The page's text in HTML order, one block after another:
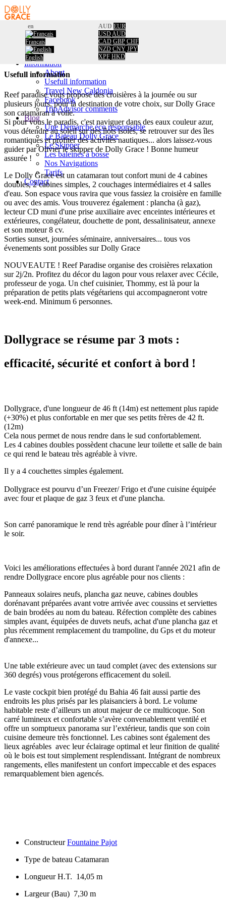
en
Français
English
AUD EUR
USDAUD
CAD GBP CHF
NZD CNY JPY
XPF HKD
Home
Booking
Calendar
Information
About
Usefull information
Travel New Caldonia
Facebook
TripAdvisor comments
Blog
Une Démarche éco responsable
Le Bateau Dolly Grace
Le Skipper
Les baleines à bosse
Nos Navigations
Tarifs
Contact
Home/
Usefull information
Usefull information
Reef paradise vous propose des croisières à la journée ou sur
plusieurs jours, pour la destination de votre choix, sur Dolly Grace
son catamaran à voile.
Si pour vous le paradis, c'est naviguer dans des eaux couleur azur,
vous détendre au soleil sur des îlots isolés, se retrouver sur des îles
romantiques et profiter des activités nautiques... alors laissez-vous
guider par Olivier le skipper de Dolly Grace ! Bonne humeur
assurée !
Le Dolly Grace est un catamaran tout confort muni de 4 cabines
doubles, 2 cabines simples, 2 couchages intermédiaires et 4 salles
d'eau. Son espace vous ravira que vous fassiez la croisière en famille
ou avec des amis. Vous trouverez également : plancha (à gaz),
lecteur CD muni d'une prise auxiliaire avec enceintes intérieures et
extérieures, congélateur, douchette de pont, dessalinisateur, annexe
et son moteur 8 cv.
Sorties sunset, journées séminaire, anniversaires... tous vos
évenements sont possibles sur Dolly Grace
NOUVEAUTE ! Reef Paradise organise des croisières relaxation
sur 2j/2n. Profitez du décor du lagon pour vous relaxer avec Cécile,
professeur de yoga. Un chef cuisinier, Thommy, est là pour la
préparation de petits plats végétariens qui accompagneront votre
week-end. Minimum 6 personnes.
Dollygrace se résume par 3 mots :
efficacité, sécurité et confort à bord !
Dollygrace, d'une longueur de 46 ft (14m) est nettement plus rapide
(+30%) et plus confortable en mer que ses petits frères de 42 ft.
(12m)
Cela nous permet de nous rendre dans le sud confortablement.
Les 4 cabines doubles possèdent chacune leur toilette et salle de bain
ce qui rend le bateau très agréable à vivre.
Il y a 4 couchettes simples également.
Dollygrace est pourvu d’un Freezer/ Frigo et d'une cuisine équipée
avec four et plaque de gaz 3 feux et d'une plancha.
Son carré panoramique le rend très agréable pour dîner à l’intérieur
le soir.
Voici les améliorations effectuées à bord durant l'année 2021 afin de
rendre Dollygrace encore plus agréable pour nos clients :
Panneaux solaires neufs, plancha gaz neuve, cabines doubles
dorénavant préparées avant votre arrivée avec coussins et serviettes
de bain brodées au nom du bateau. Réfection complète des cabines
simples avant, équipées de duvets neufs, achat d'une plancha gaz et
plus récemment remplacement du trampoline, du Gps et du moteur
d'annexe...
Une table extérieure avec un taud complet (avec des extensions sur
360 degrés) vous protégerons efficacement du soleil.
Le vaste cockpit bien protégé du Bahia 46 fait aussi partie des
endroits les plus prisés par les plaisanciers à bord. Le volume
habitable reste d’ailleurs un atout majeur de ce multicoque. Son
carré lumineux et confortable s’avère convenablement ventilé et
offre un somptueux panorama sur l’extérieur, tandis que son coin
cuisine demeure très fonctionnel. Les cabines sont également des
lieux agréables avec leur éclairage optimal et leur finition de qualité
où le bois est tout simplement resplendissant. Intégrant de nombreux
rangements, elles manifestent un confort impeccable et des espaces
remarquablement bien agencés.
ConstructeurFountaine Pajot
Type de bateau Catamaran
Longueur H.T. 14,05 m
Largeur (Bau) 7,30 m